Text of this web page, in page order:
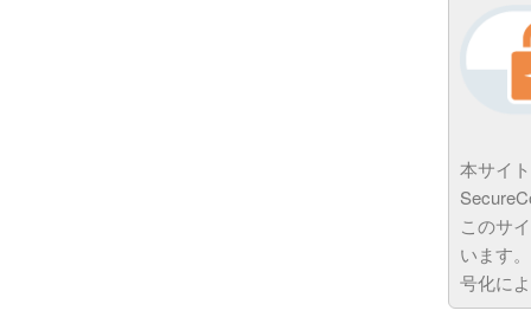
本サイ
このサ
います
号化に